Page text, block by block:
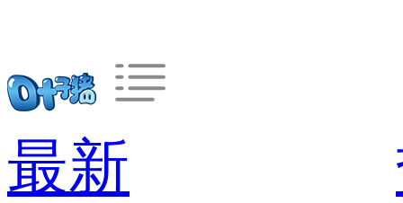
最新